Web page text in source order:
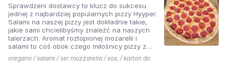
Sprawdzeni dostawcy to klucz do sukcesu
jednej z najbardziej popularnych pizzy Hyyper.
Salami na naszej pizzy jest dokładnie takie,
jakie sami chcielibyśmy znaleźć na naszych
talerzach. Aromat roztopionej mozarelli i
salami to coś obok czego miłośnicy pizzy z
mięsem nie przejdą obojętnie!
oregano / salami / ser mozzarella / sos, / karton do